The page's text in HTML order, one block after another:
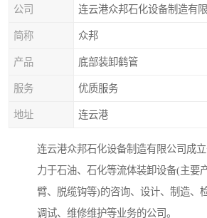
公司 连云港众邦石化设备制造有
简称 众邦
产品 底部装卸鹤管
服务 优质服务
地址 连云港
连云港众邦石化设备制造有限公司成
力于石油、石化等流体装卸设备(主要
臂、脱缆钩等)的咨询、设计、制造、
调试、维修维护等业务的公司。